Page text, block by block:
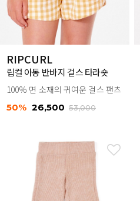
RIPCURL
립컬 아동 반바지 걸스 타라숏
100% 면 소재의 귀여운 걸스 팬츠
50% 26,500 53,000